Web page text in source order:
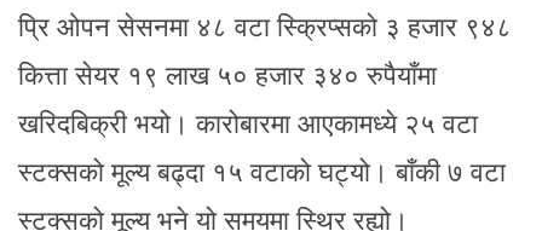
​​​​​​​प्रि ओपन सेसनमा ४८ वटा स्क्रिप्सको ३ हजार ९४८
कित्ता सेयर १९ लाख ५० हजार ३४० रुपैयाँमा
खरिदबिक्री भयो। कारोबारमा आएकामध्ये २५ वटा
स्टक्सको मूल्य बढ्दा १५ वटाको घट्यो। बाँकी ७ वटा
स्टक्सको मूल्य भने यो समयमा स्थिर रह्यो।